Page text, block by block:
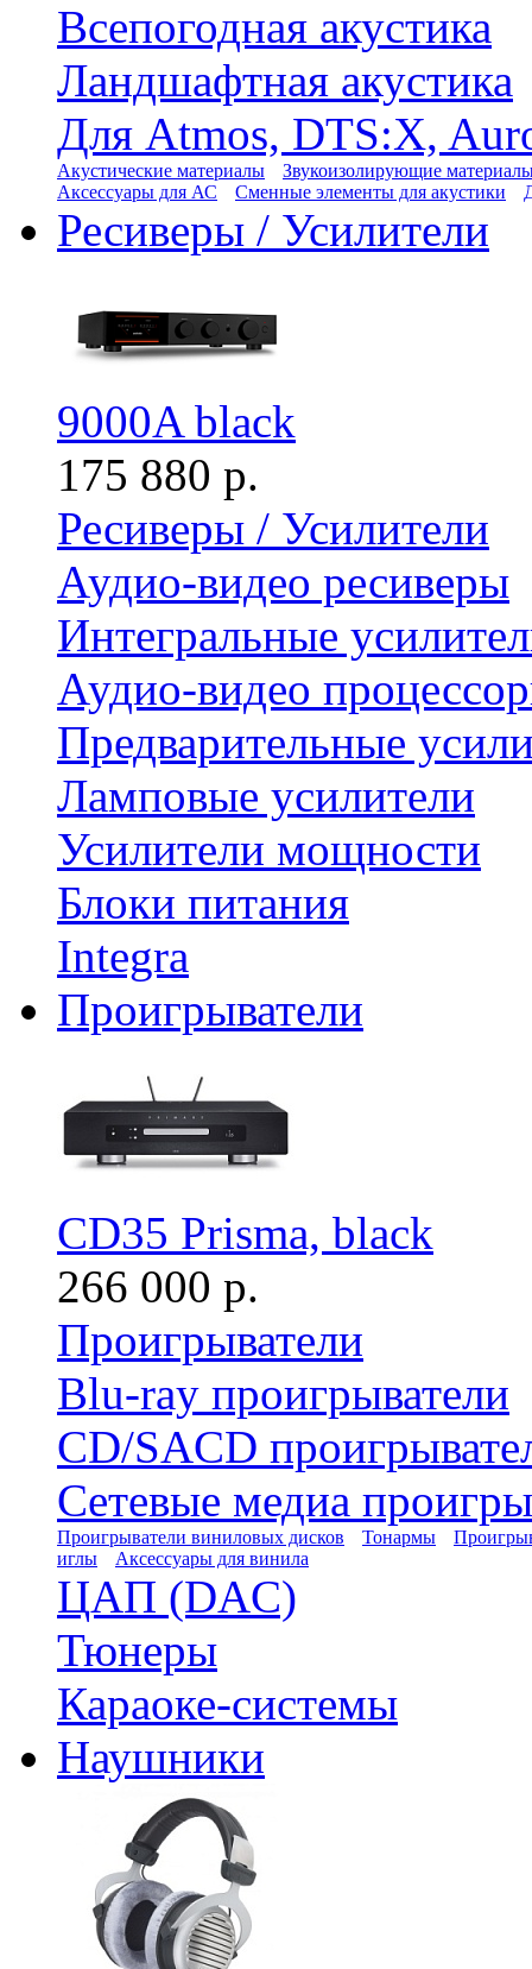
Всепогодная акустика
Ландшафтная акустика
Для Atmos, DTS:X,
Акустические материалы
Звукоизолирующие
Аксессуары для АС
Сменные элементы для акустики
Ресиверы / Усилители
9000A black
175 880 р.
Ресиверы / Усилители
Аудио-видео ресиверы
Интегральные
Аудио-видео
Предварительные
Ламповые усилители
Усилители мощности
Блоки питания
Integra
Проигрыватели
CD35 Prisma, black
266 000 р.
Проигрыватели
Blu-ray проигрыватели
CD/SACD
Сетевые медиа
Проигрыватели виниловых дисков Тонармы
иглы
Аксессуары для винила
ЦАП (DAC)
Тюнеры
Караоке-системы
Наушники